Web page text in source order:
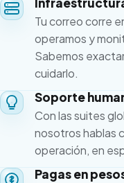
Tu correo corre
operamos y
Sabemos
cuidarlo.
Soporte
Con las suites
nosotros hablas
operación, en
Pagas en